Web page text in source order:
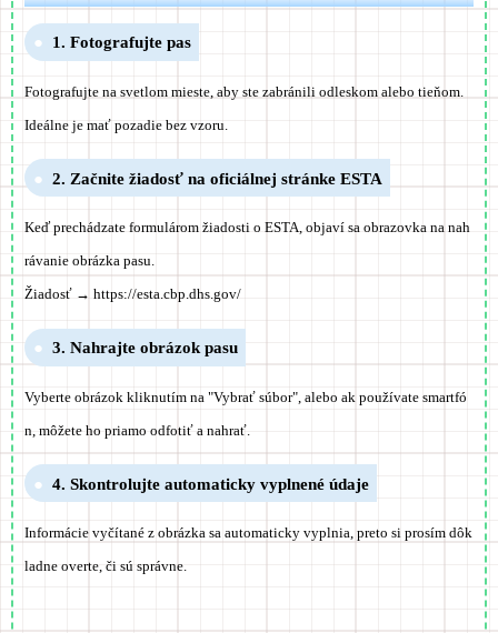
1. Fotografujte pas
Fotografujte na svetlom mieste, aby ste zabránili odleskom alebo tieňom.
Ideálne je mať pozadie bez vzoru.
2. Začnite žiadosť na oficiálnej stránke ESTA
Keď prechádzate formulárom žiadosti o ESTA, objaví sa obrazovka na nah
rávanie obrázka pasu.
Žiadosť → https://esta.cbp.dhs.gov/
3. Nahrajte obrázok pasu
Vyberte obrázok kliknutím na "Vybrať súbor", alebo ak používate smartfó
n, môžete ho priamo odfotiť a nahrať.
4. Skontrolujte automaticky vyplnené údaje
Informácie vyčítané z obrázka sa automaticky vyplnia, preto si prosím dôk
ladne overte, či sú správne.